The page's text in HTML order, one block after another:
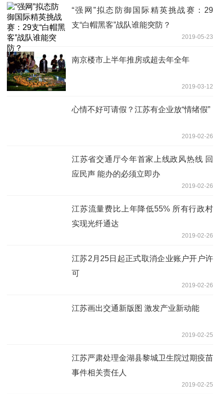
“强网”拟态防御国际精英挑战赛：29
支“白帽黑客”战队谁能突防？
2019-05-23
南京楼市上半年推房或超去年全年
2019-03-12
心情不好可请假？江苏有企业放“情绪假”
2019-02-26
江苏省交通厅今年首家上线政风热线 回
应民声 能办的必须立即办
2019-02-26
江苏流量费比上年降低55% 所有行政村
实现光纤通达
2019-02-26
江苏2月25日起正式取消企业账户开户许
可
2019-02-26
江苏画出交通新版图 激发产业新动能
2019-02-25
江苏严肃处理金湖县黎城卫生院过期疫苗
事件相关责任人
2019-02-25